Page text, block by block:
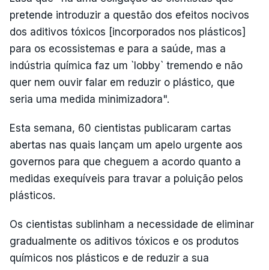
pretende introduzir a questão dos efeitos nocivos
dos aditivos tóxicos [incorporados nos plásticos]
para os ecossistemas e para a saúde, mas a
indústria química faz um `lobby` tremendo e não
quer nem ouvir falar em reduzir o plástico, que
seria uma medida minimizadora".
Esta semana, 60 cientistas publicaram cartas
abertas nas quais lançam um apelo urgente aos
governos para que cheguem a acordo quanto a
medidas exequíveis para travar a poluição pelos
plásticos.
Os cientistas sublinham a necessidade de eliminar
gradualmente os aditivos tóxicos e os produtos
químicos nos plásticos e de reduzir a sua